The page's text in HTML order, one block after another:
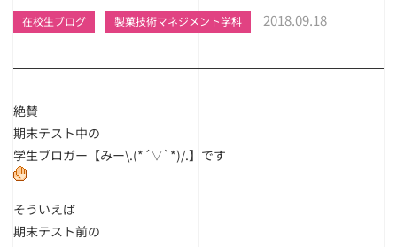
在校生ブログ 製菓技術マネジメント学科 2018.09.18
絶賛
期末テスト中の
学生ブロガー【みー\.(*´▽`*)/.】です
そういえば
期末テスト前の